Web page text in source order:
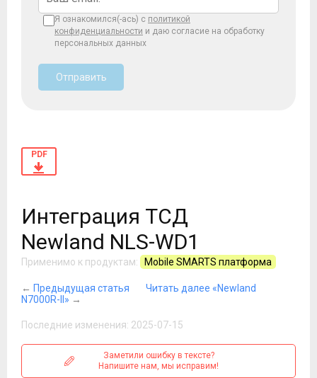
Я ознакомился(-ась) с политикой
конфиденциальности и даю согласие на обработку
персональных данных
Отправить
PDF
Интеграция ТСД
Newland NLS-WD1
Применимо к продуктам: Mobile SMARTS платформа
← Предыдущая статья
Читать далее «Newland
N7000R-II» →
Последние изменения: 2025-07-15
Заметили ошибку в тексте?
Напишите нам, мы исправим!